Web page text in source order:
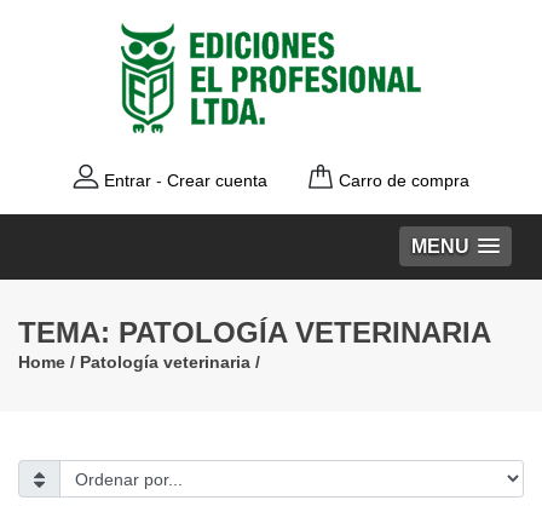
Entrar - Crear cuenta Carro de compra
MENU
TEMA: PATOLOGÍA VETERINARIA
Home / Patología veterinaria /